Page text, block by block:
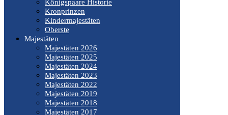
Königspaare Historie
Kronprinzen
Kindermajestäten
Oberste
Majestäten
Majestäten 2026
Majestäten 2025
Majestäten 2024
Majestäten 2023
Majestäten 2022
Majestäten 2019
Majestäten 2018
Majestäten 2017